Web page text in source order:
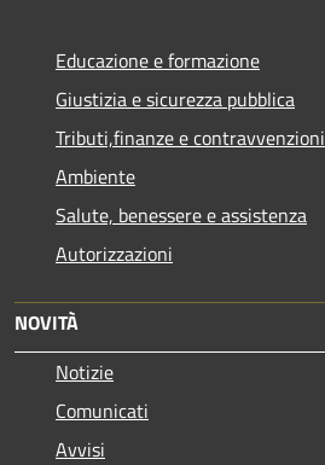
Educazione e formazione
Giustizia e sicurezza pubblica
Tributi,finanze e contravvenzioni
Ambiente
Salute, benessere e assistenza
Autorizzazioni
NOVITÀ
Notizie
Comunicati
Avvisi